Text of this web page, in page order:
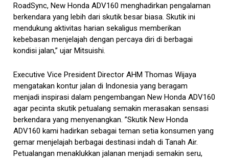
RoadSync, New Honda ADV160 menghadirkan pengalaman
berkendara yang lebih dari skutik besar biasa. Skutik ini
mendukung aktivitas harian sekaligus memberikan
kebebasan menjelajah dengan percaya diri di berbagai
kondisi jalan,” ujar Mitsuishi.
Executive Vice President Director AHM Thomas Wijaya
mengatakan kontur jalan di Indonesia yang beragam
menjadi inspirasi dalam pengembangan New Honda ADV160
agar pecinta skutik petualang semakin merasakan sensasi
berkendara yang menyenangkan. ”Skutik New Honda
ADV160 kami hadirkan sebagai teman setia konsumen yang
gemar menjelajah berbagai destinasi indah di Tanah Air.
Petualangan menaklukkan jalanan menjadi semakin seru,